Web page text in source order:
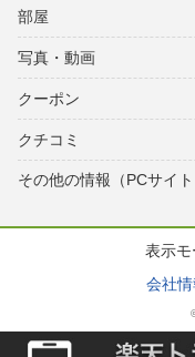
部屋
写真・動画
クーポン
クチコミ
その他の情報（PCサイト
表示モ
会社情